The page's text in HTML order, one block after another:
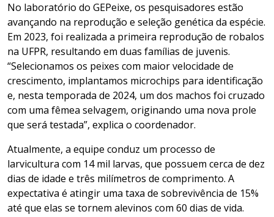
No laboratório do GEPeixe, os pesquisadores estão
avançando na reprodução e seleção genética da espécie.
Em 2023, foi realizada a primeira reprodução de robalos
na UFPR, resultando em duas famílias de juvenis.
“Selecionamos os peixes com maior velocidade de
crescimento, implantamos microchips para identificação
e, nesta temporada de 2024, um dos machos foi cruzado
com uma fêmea selvagem, originando uma nova prole
que será testada”, explica o coordenador.
Atualmente, a equipe conduz um processo de
larvicultura com 14 mil larvas, que possuem cerca de dez
dias de idade e três milímetros de comprimento. A
expectativa é atingir uma taxa de sobrevivência de 15%
até que elas se tornem alevinos com 60 dias de vida.